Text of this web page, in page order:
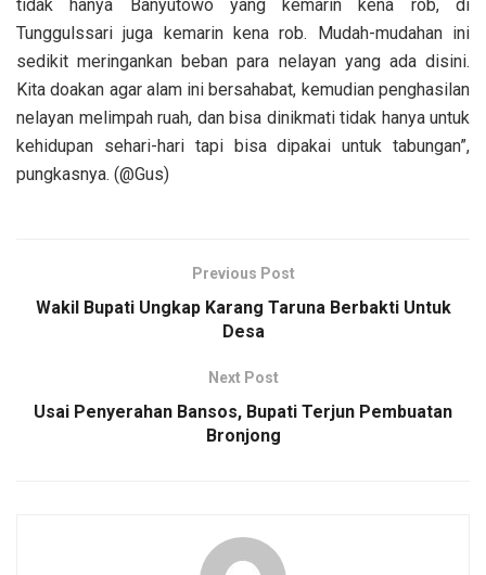
tidak hanya Banyutowo yang kemarin kena rob, di
Tunggulssari juga kemarin kena rob. Mudah-mudahan ini
sedikit meringankan beban para nelayan yang ada disini.
Kita doakan agar alam ini bersahabat, kemudian penghasilan
nelayan melimpah ruah, dan bisa dinikmati tidak hanya untuk
kehidupan sehari-hari tapi bisa dipakai untuk tabungan”,
pungkasnya. (@Gus)
Previous Post
Wakil Bupati Ungkap Karang Taruna Berbakti Untuk
Desa
Next Post
Usai Penyerahan Bansos, Bupati Terjun Pembuatan
Bronjong